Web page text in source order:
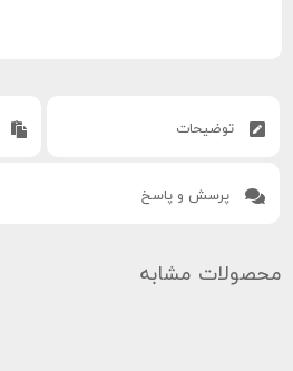
توضیحات
پرسش و پاسخ
محصولات مشابه